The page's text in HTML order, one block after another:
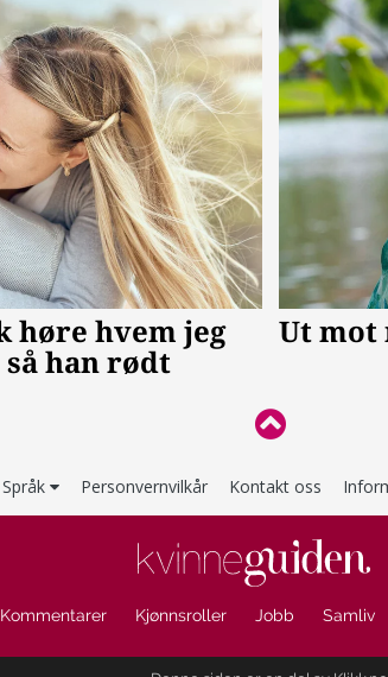
Språk Personvernvilkår Kontakt oss
Kommentarer Kjønnsroller Jobb Samliv